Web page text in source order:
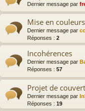
Dernier message par
Mise en
Dernier message par
Réponses : 2
Incohérences
Dernier message par
Réponses : 57
Projet de
Dernier message par
Réponses : 19